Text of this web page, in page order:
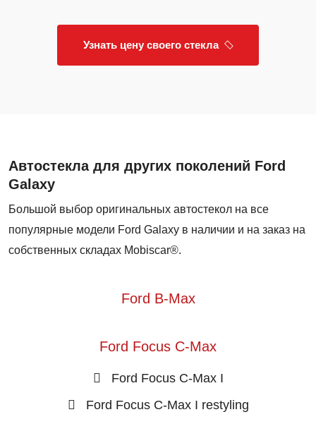
Узнать цену своего стекла
Автостекла для других поколений Ford
Galaxy
Большой выбор оригинальных автостекол на все
популярные модели Ford Galaxy в наличии и на заказ на
собственных складах Mobiscar®.
Ford B-Max
Ford Focus C-Max
Ford Focus C-Max I
Ford Focus C-Max I restyling